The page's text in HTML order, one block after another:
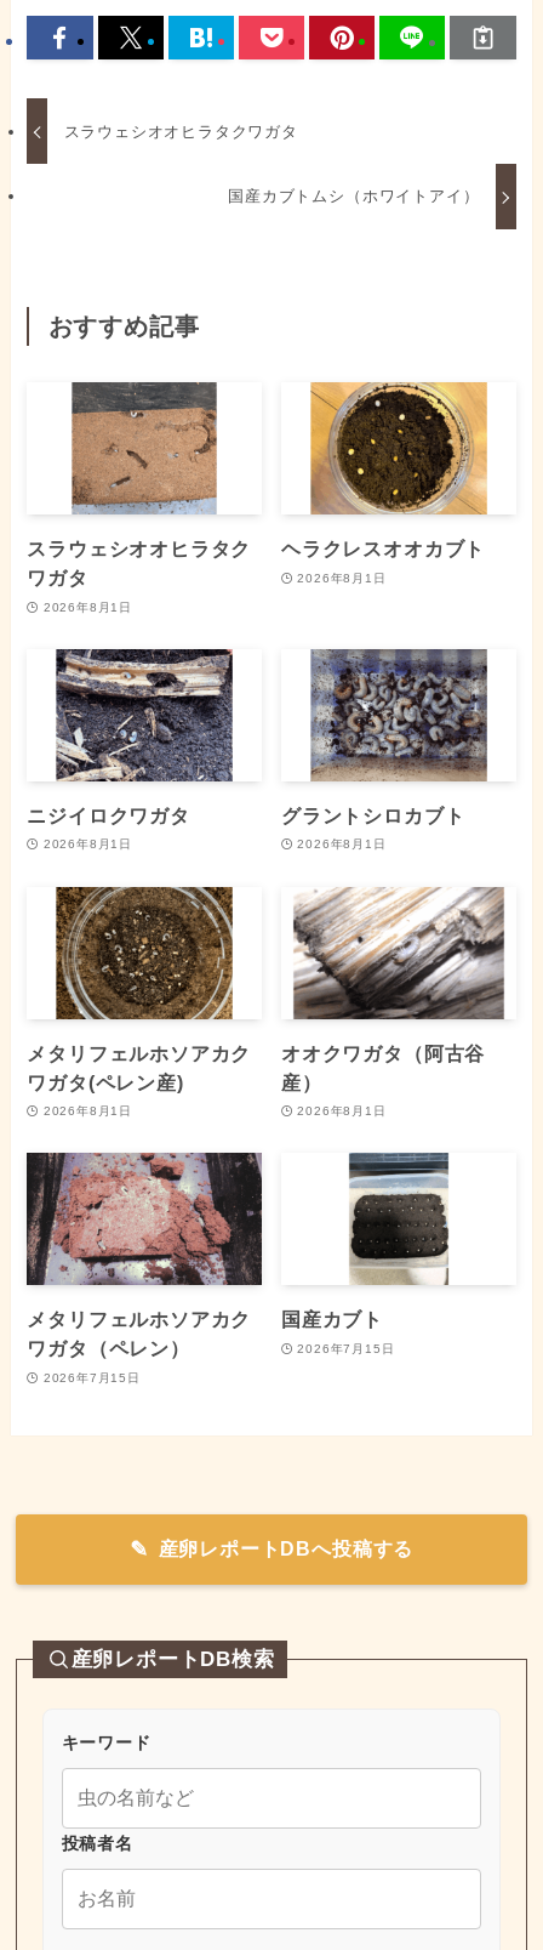
スラウェシオオヒラタクワガタ
国産カブトムシ（ホワイトアイ）
おすすめ記事
スラウェシオオヒラタク
ワガタ
2026年8月1日
ヘラクレスオオカブト
2026年8月1日
ニジイロクワガタ
2026年8月1日
グラントシロカブト
2026年8月1日
メタリフェルホソアカク
ワガタ(ペレン産)
2026年8月1日
オオクワガタ（阿古谷
産）
2026年8月1日
メタリフェルホソアカク
ワガタ（ペレン）
2026年7月15日
国産カブト
2026年7月15日
産卵レポートDBへ投稿する
産卵レポートDB検索
キーワード
投稿者名